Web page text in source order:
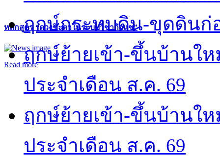
หลักสูตร “ดวงชะตาในระบบวิชากิวแช”
Read more
ฤกษ์กระทบดิน-ขุดดินก่
ฤกษ์ย้ายเข้า-ขึ้นบ้านใ
ประจำเดือน ส.ค. 69
ฤกษ์ย้ายเข้า-ขึ้นบ้านใ
ประจำเดือน ส.ค. 69